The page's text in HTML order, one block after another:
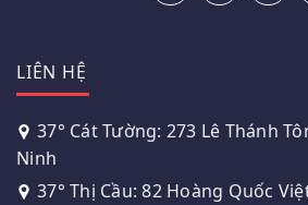
LIÊN HỆ
37° Cát Tường: 273 Lê Thánh
Ninh
37° Thị Cầu: 82 Hoàng Quốc